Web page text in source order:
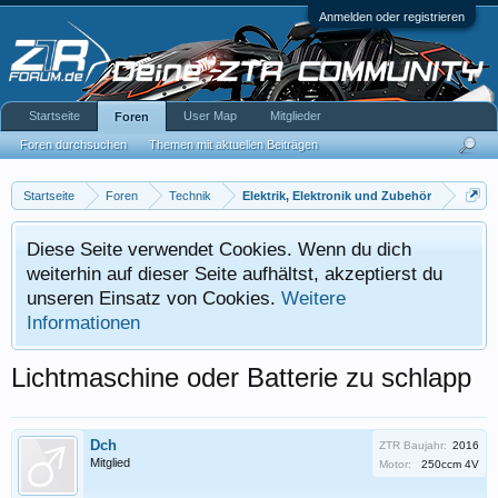
Anmelden oder registrieren
Startseite Foren Technik Elektrik, Elektronik und Zubehör
Diese Seite verwendet Cookies. Wenn du dich
weiterhin auf dieser Seite aufhältst, akzeptierst du
unseren Einsatz von Cookies. Weitere
Informationen
Lichtmaschine oder Batterie zu schlapp
Dch
Mitglied
ZTR Baujahr: 2016
Motor:
250ccm 4V
Startseite Foren
Foren durchsuchen Themen mit aktuellen Beiträgen
User Map Mitglieder